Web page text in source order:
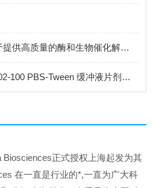
Biocatalysts——致力于提供高质量的酶和生物催化解决方案
Medicago group 09-8902-100 PBS-Tween 缓冲液片剂说明书
正式授权上海起发为其
在一直是行业的*,一直为广大科